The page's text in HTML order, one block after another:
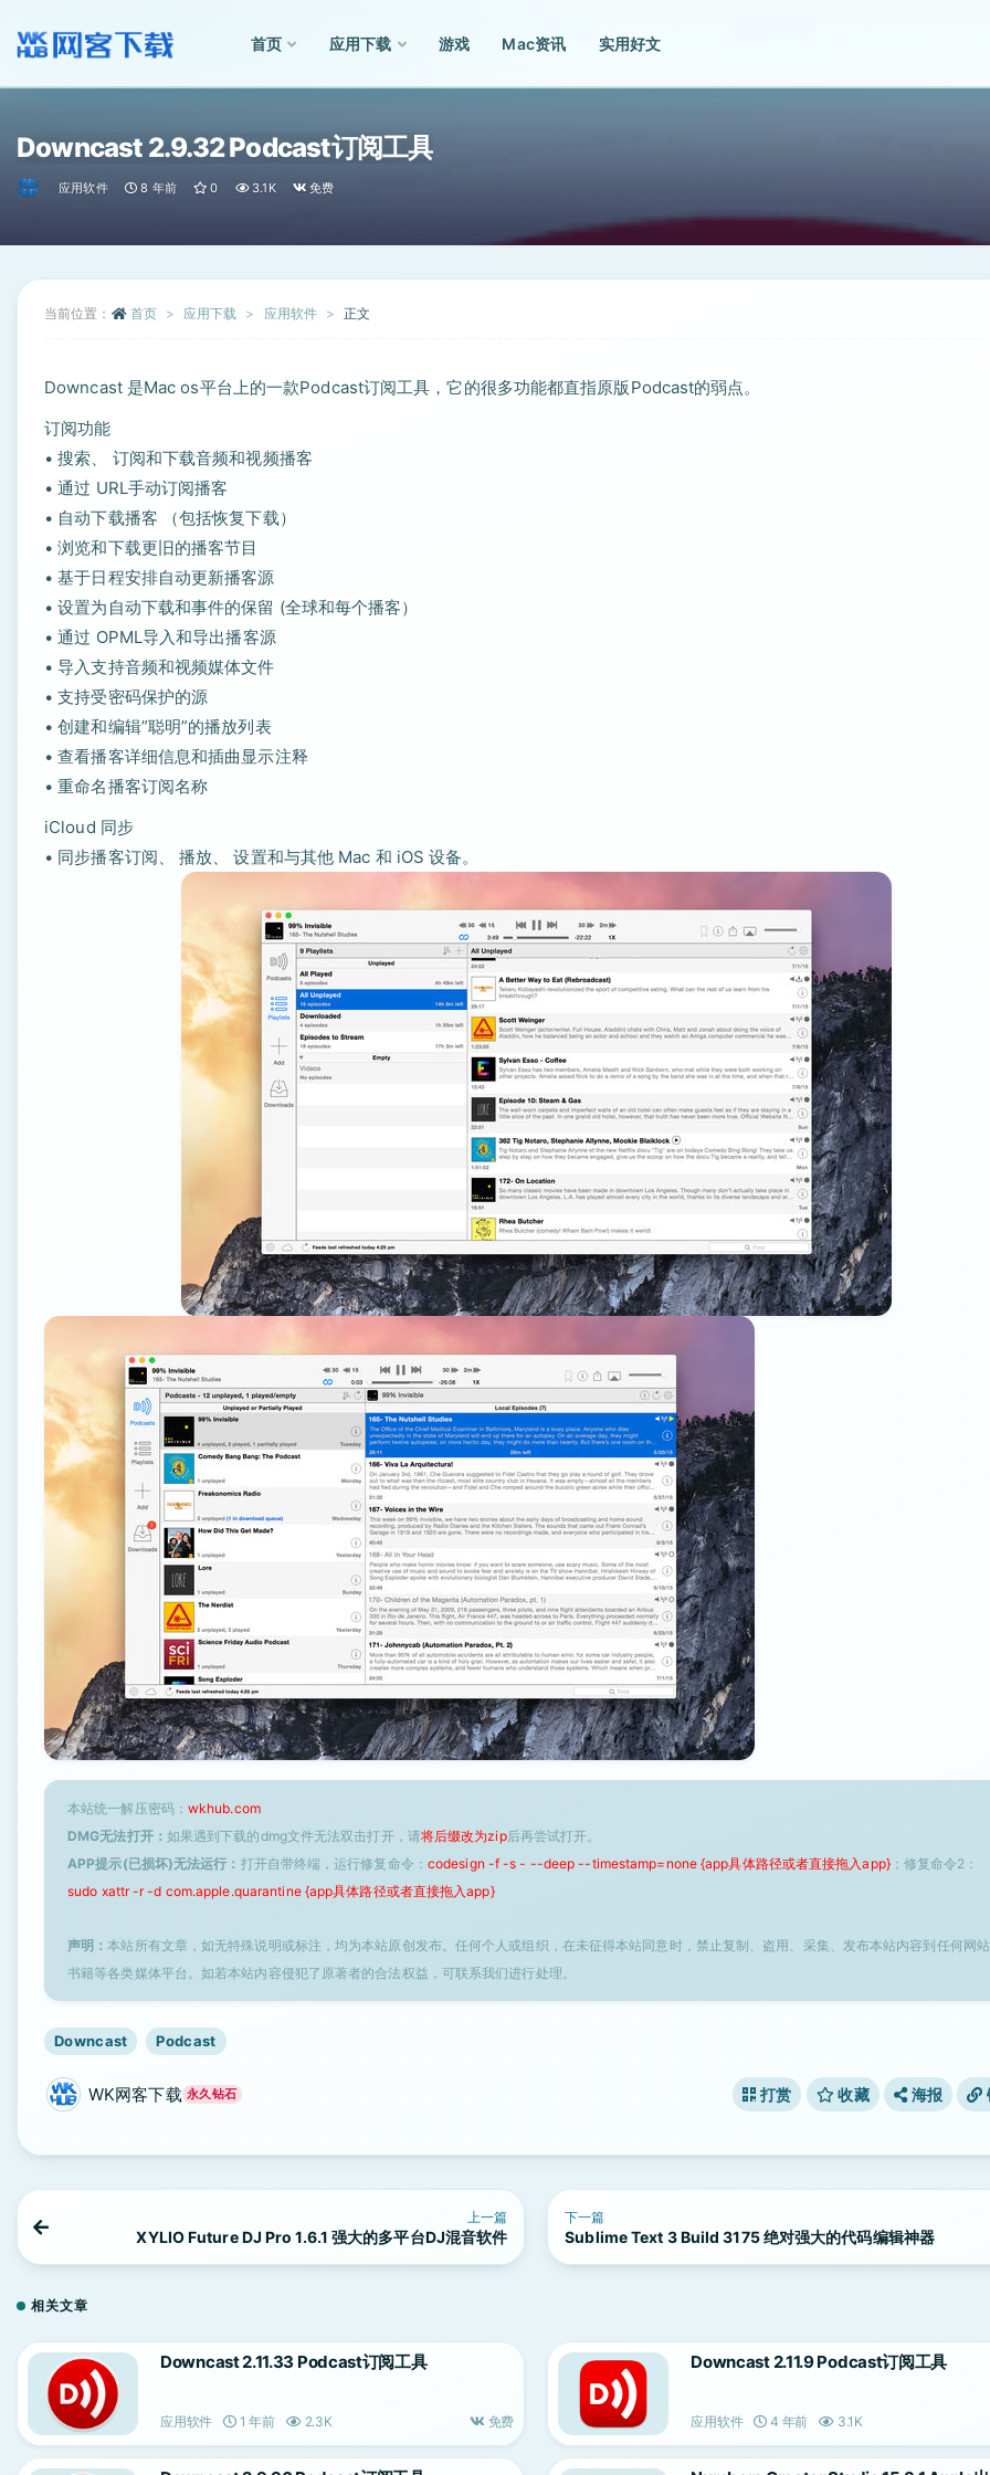
首页 应用下载 游戏 Mac资讯 实用好文
Downcast 2.9.32 Podcast订阅工具
应用软件 8 年前 0 3.1K 免费
当前位置： 首页 应用下载 应用软件 正文
Downcast 是Mac os平台上的一款Podcast订阅工具，它的很多功能都直指原版Podcast的弱点。
订阅功能
• 搜索、 订阅和下载音频和视频播客
• 通过 URL手动订阅播客
• 自动下载播客 （包括恢复下载）
• 浏览和下载更旧的播客节目
• 基于日程安排自动更新播客源
• 设置为自动下载和事件的保留 (全球和每个播客）
• 通过 OPML导入和导出播客源
• 导入支持音频和视频媒体文件
• 支持受密码保护的源
• 创建和编辑”聪明”的播放列表
• 查看播客详细信息和插曲显示注释
• 重命名播客订阅名称
iCloud 同步
• 同步播客订阅、 播放、 设置和与其他 Mac 和 iOS 设备。
本站统一解压密码： wkhub.com
DMG无法打开： 如果遇到下载的dmg文件无法双击打开，请将后缀改为zip后再尝试打开。
APP提示(已损坏)无法运行： 打开自带终端，运行修复命令： codesign -f -s - --deep --timestamp=none {app具体路径或者直接拖入app}；修复命令2：
sudo xattr -r -d com.apple.quarantine {app具体路径或者直接拖入app}
声明：本站所有文章，如无特殊说明或标注，均为本站原创发布。任何个人或组织，在未征得本站同意时，禁止复制、盗用、采集、发布本站内容到任何网
书籍等各类媒体平台。如若本站内容侵犯了原著者的合法权益，可联系我们进行处理。
Downcast Podcast
WK网客下载 永久钻石 打赏 收藏 海报
上一篇
XYLIO Future DJ Pro 1.6.1 强大的多平台DJ混音软件
下一篇
Sublime Text 3 Build 3175 绝对强大的代码编辑神器
相关文章
Downcast 2.11.33 Podcast订阅工具
应用软件 1 年前 2.3K 免费
Downcast 2.11.9 Podcast订阅工具
应用软件 4 年前 3.1K